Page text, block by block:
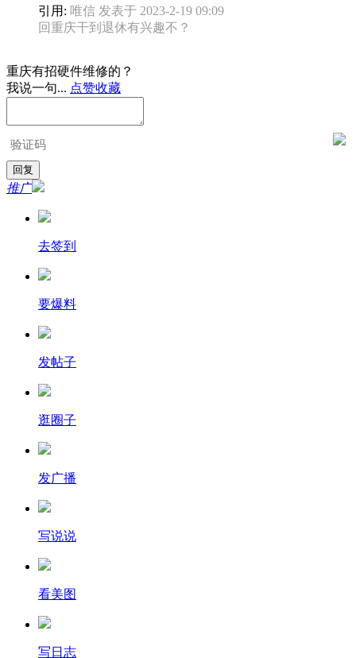
引用: 唯信 发表于 2023-2-19 09:09
回重庆干到退休有兴趣不？
重庆有招硬件维修的？
我说一句... 点赞收藏
推广
去签到
要爆料
发帖子
逛圈子
发广播
写说说
看美图
写日志